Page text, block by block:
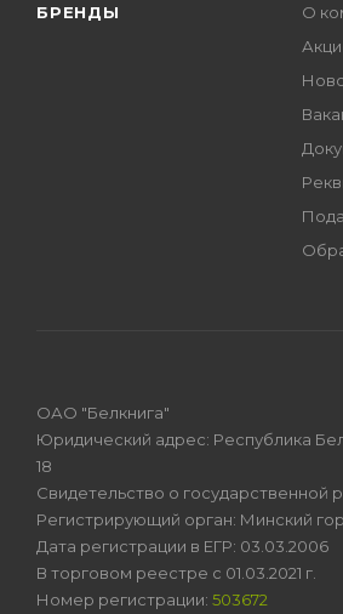
БРЕНДЫ
О
ОАО "Белкнига"
Юридический адрес: Республика
18
Свидетельство о государственной
Регистрирующий орган: Минский
Дата регистрации в ЕГР: 03.03.2006
В торговом реестре с 01.03.2021 г.
Номер регистрации: 503672